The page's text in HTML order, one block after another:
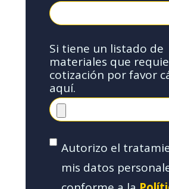
Si tiene un listado de
materiales que
cotización por favor
aquí.
Autorizo el
mis datos